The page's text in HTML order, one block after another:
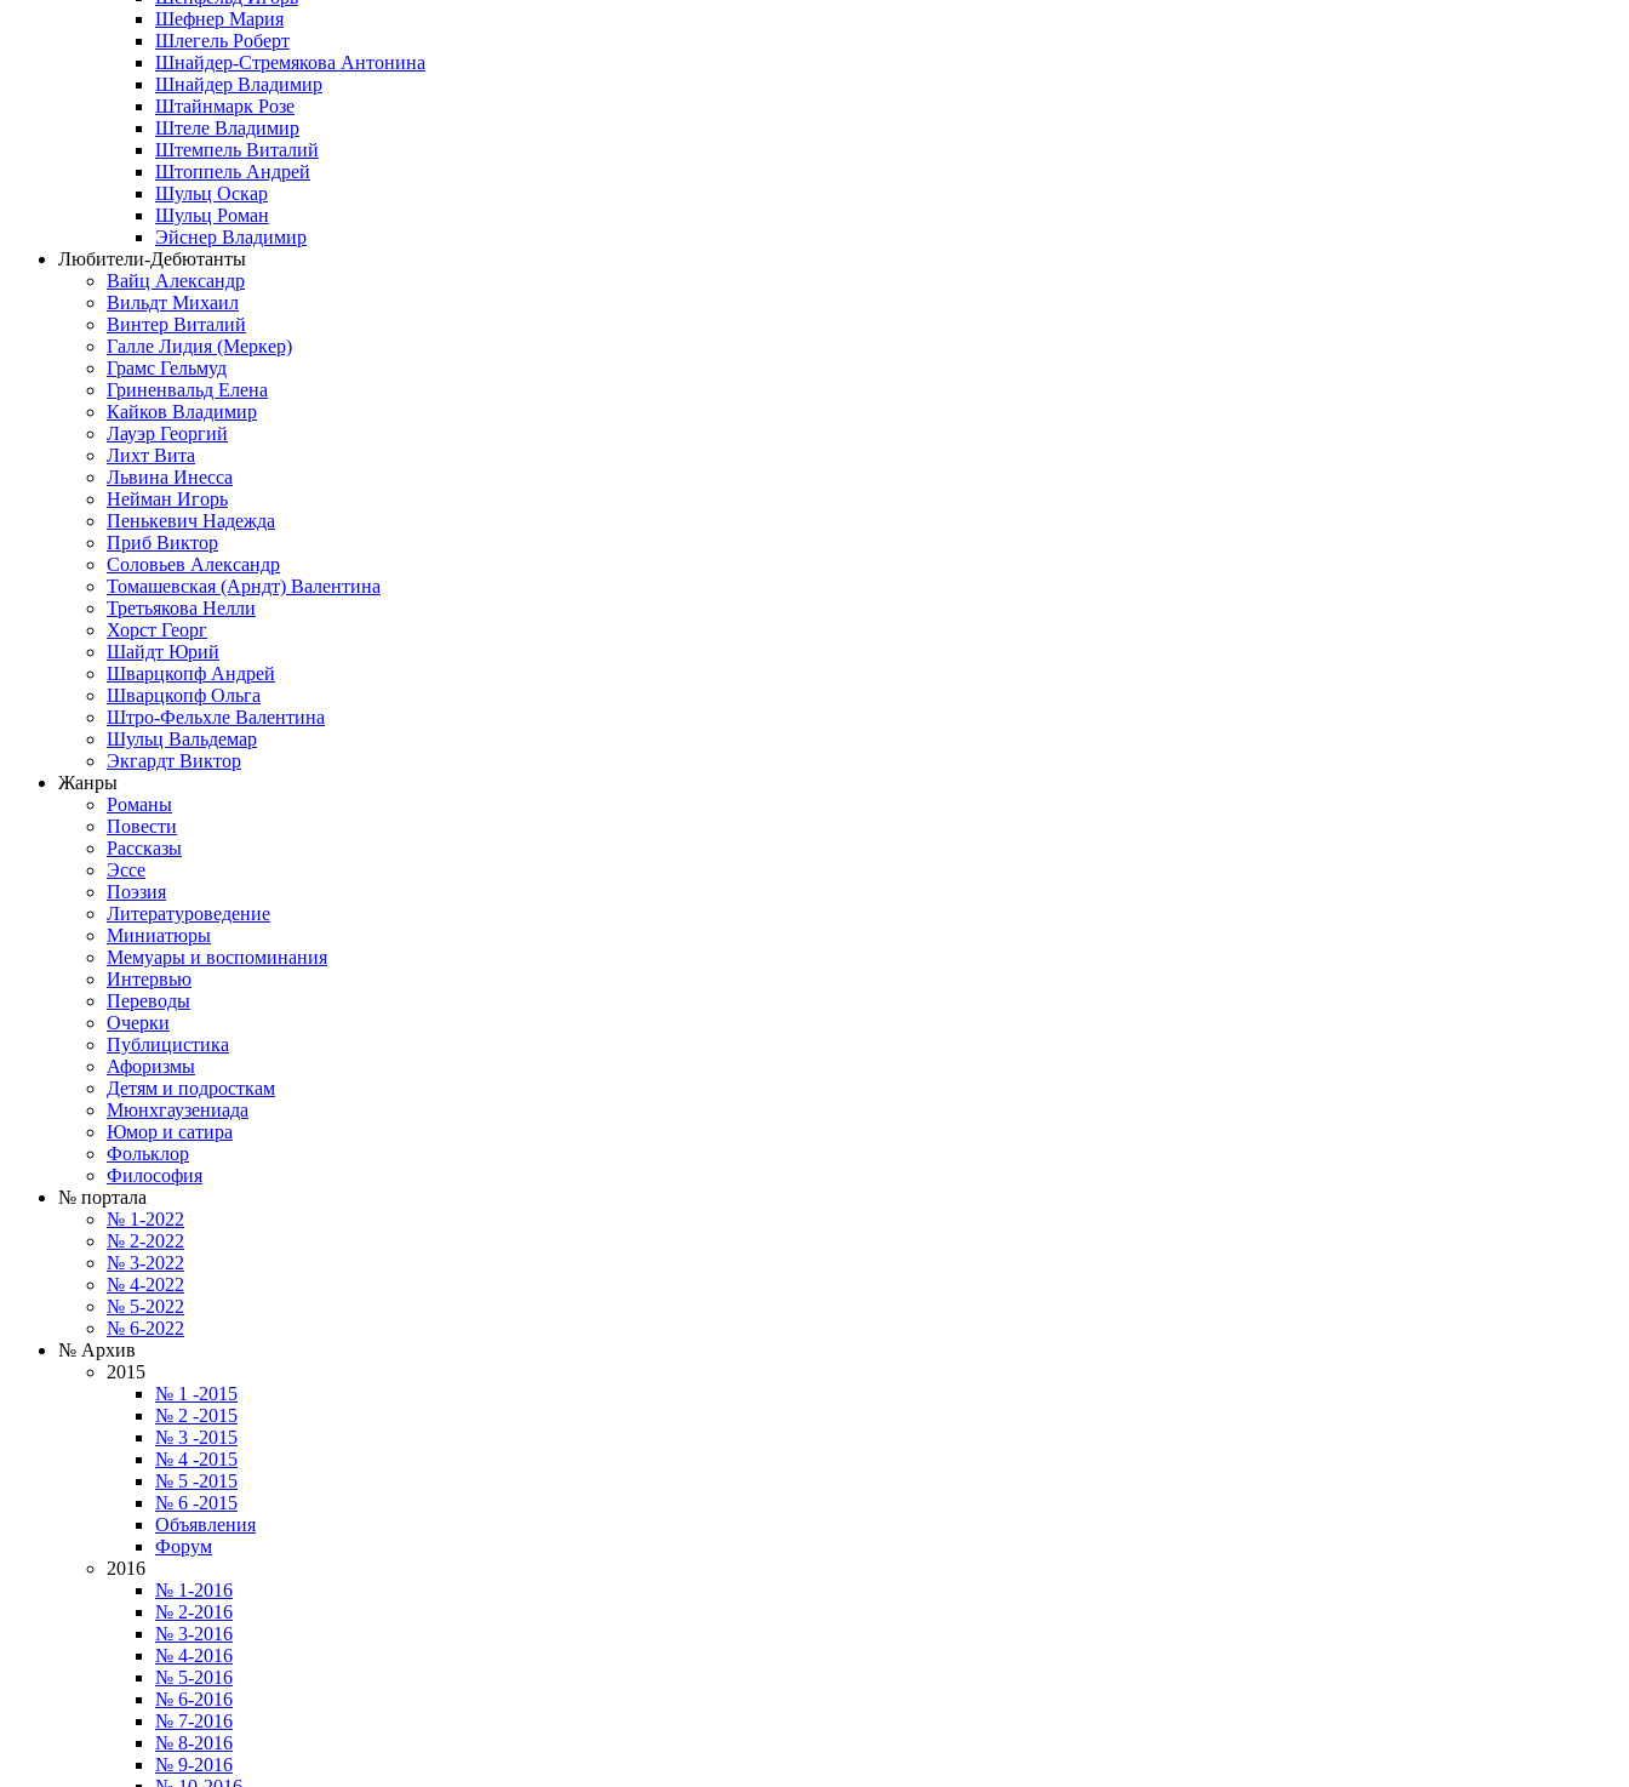
Шефнер Мария
Шлегель Роберт
Шнайдер-Стремякова Антонина
Шнайдер Владимир
Штайнмарк Розe
Штеле Владимир
Штемпель Виталий
Штоппель Андрей
Шульц Оскар
Шульц Роман
Эйснер Владимир
Любители-Дебютанты
Вайц Александр
Вильдт Михаил
Винтер Виталий
Галле Лидия (Меркер)
Грамс Гельмуд
Гриненвальд Елена
Кайков Владимир
Лауэр Георгий
Лихт Вита
Львина Инесса
Нейман Игорь
Пенькевич Надежда
Приб Виктор
Соловьев Александр
Томашевская (Арндт) Валентина
Третьякова Нелли
Хорст Георг
Шайдт Юрий
Шварцкопф Андрей
Шварцкопф Ольга
Штро-Фельхле Валентина
Шульц Вальдемар
Экгардт Виктор
Жанры
Романы
Повести
Рассказы
Эссе
Поэзия
Литературоведение
Миниатюры
Мемуары и воспоминания
Интервью
Переводы
Очерки
Публицистика
Афоризмы
Детям и подросткам
Мюнхгаузениада
Юмор и сатира
Фольклор
Философия
№ портала
№ 1-2022
№ 2-2022
№ 3-2022
№ 4-2022
№ 5-2022
№ 6-2022
№ Архив
2015
№ 1 -2015
№ 2 -2015
№ 3 -2015
№ 4 -2015
№ 5 -2015
№ 6 -2015
Объявления
Форум
2016
№ 1-2016
№ 2-2016
№ 3-2016
№ 4-2016
№ 5-2016
№ 6-2016
№ 7-2016
№ 8-2016
№ 9-2016